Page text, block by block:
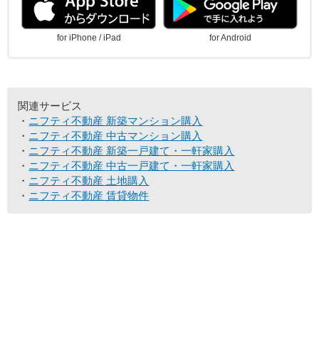
for iPhone / iPad for Android
関連サービス
ニフティ不動産 新築マンション購入
ニフティ不動産 中古マンション購入
ニフティ不動産 新築一戸建て・一軒家購入
ニフティ不動産 中古一戸建て・一軒家購入
ニフティ不動産 土地購入
ニフティ不動産 賃貸物件